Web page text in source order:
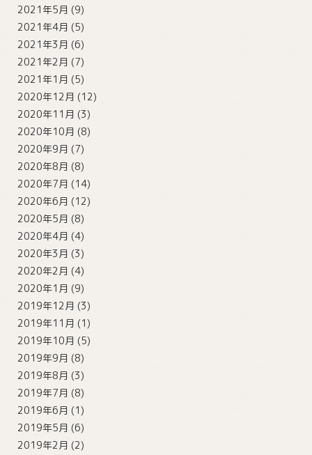
2021年5月 (9)
2021年4月 (5)
2021年3月 (6)
2021年2月 (7)
2021年1月 (5)
2020年12月 (12)
2020年11月 (3)
2020年10月 (8)
2020年9月 (7)
2020年8月 (8)
2020年7月 (14)
2020年6月 (12)
2020年5月 (8)
2020年4月 (4)
2020年3月 (3)
2020年2月 (4)
2020年1月 (9)
2019年12月 (3)
2019年11月 (1)
2019年10月 (5)
2019年9月 (8)
2019年8月 (3)
2019年7月 (8)
2019年6月 (1)
2019年5月 (6)
2019年2月 (2)